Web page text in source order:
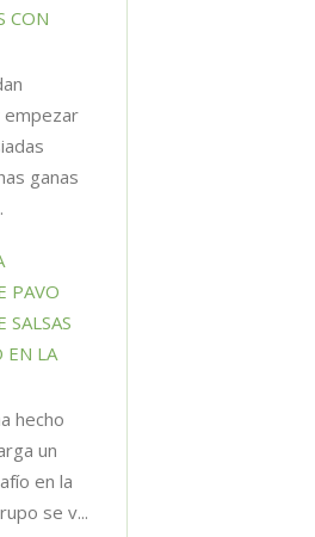
CON
ganas
PAVO
SALSAS
EN LA
hecho
un
en la
se v...